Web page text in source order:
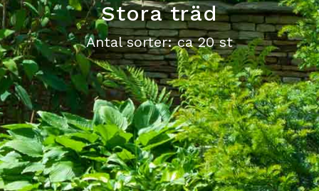
Stora träd
Antal sorter: ca 20 st